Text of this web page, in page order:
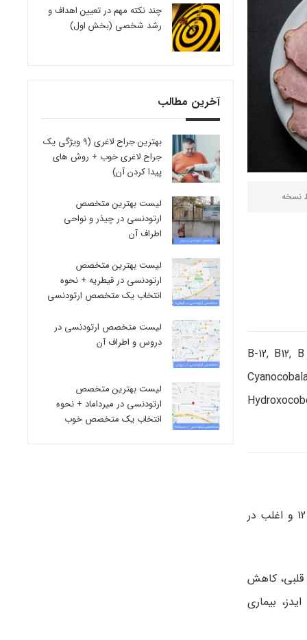
نسخه
B-12, B12,
برای درمان و پیشگیری از کمبود ویتامین ب 12 مورد استفاده قرار می گیرد. همچنین برای درمان کم خونی شدید، به دلیل کمبود ب 12 و اغلب در
قلبی، کاهش
بیماری
چند نکته مهم در تعیین اهداف و
رشد شخصی (بخش اول)
آخرین مطالب
بهترین جراح لاغری (9 ویژگی یک
جراح لاغری خوب + روش های
پیدا کردن آن)
لیست بهترین متخصص
ارتودنسی در چیذر و نواحی
اطراف آن
لیست بهترین متخصص
ارتودنسی در قیطریه + نحوه
انتخاب یک متخصص ارتودنسی
لیست متخصص ارتودنسی در
دروس و اطراف آن
لیست بهترین متخصص
ارتودنسی در میرداماد + نحوه
انتخاب یک متخصص خوب